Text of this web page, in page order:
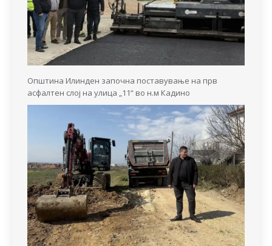
Општина Илинден започна поставување на прв
асфалтен слој на улица „11“ во н.м Кадино